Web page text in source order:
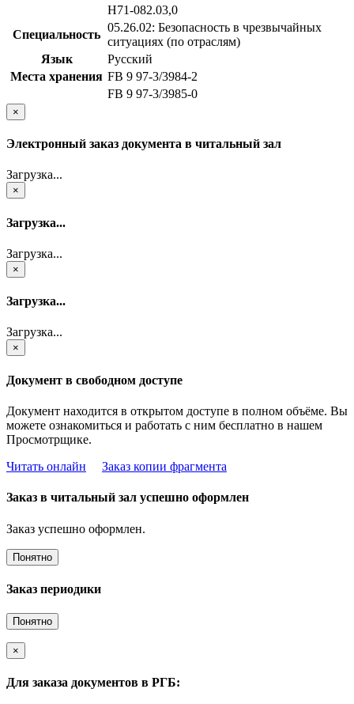
Н71-082.03,0
Специальность
05.26.02: Безопасность в чрезвычайных
ситуациях (по отраслям)
Язык
Русский
Места хранения FB 9 97-3/3984-2
FB 9 97-3/3985-0
×
Электронный заказ документа в читальный зал
Загрузка...
×
Загрузка...
Загрузка...
×
Загрузка...
Загрузка...
×
Документ в свободном доступе
Документ находится в открытом доступе в полном объёме. Вы
можете ознакомиться и работать с ним бесплатно в нашем
Просмотрщике.
Читать онлайн
Заказ копии фрагмента
Заказ в читальный зал успешно оформлен
Заказ успешно оформлен.
Понятно
Заказ периодики
Понятно
×
Для заказа документов в РГБ: